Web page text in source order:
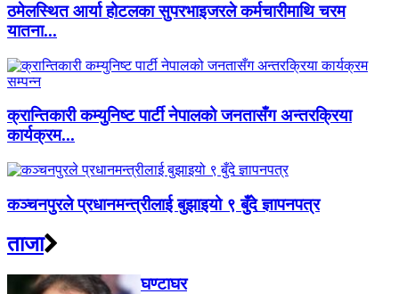
ठमेलस्थित आर्या होटलका सुपरभाइजरले कर्मचारीमाथि चरम
यातना...
क्रान्तिकारी कम्युनिष्ट पार्टी नेपालको जनतासँग अन्तरक्रिया
कार्यक्रम...
कञ्चनपुरले प्रधानमन्त्रीलाई बुझाइयो ९ बुँदे ज्ञापनपत्र
ताजा
घण्टाघर